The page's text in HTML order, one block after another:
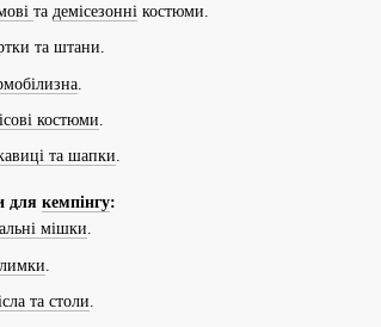
та демісезонні костюми.
та штани.
костюми.
та шапки.
для кемпінгу:
мішки.
та столи.